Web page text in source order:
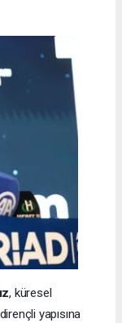
, küresel
yapısına